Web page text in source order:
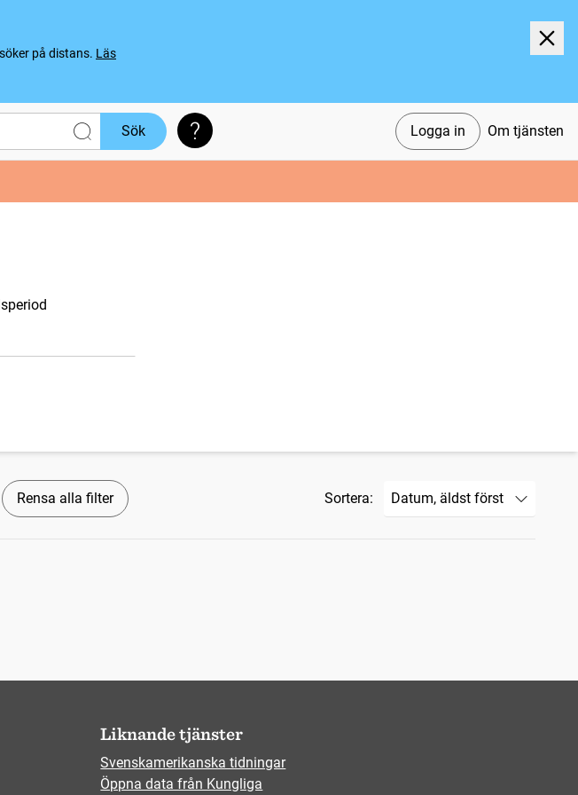
på distans. Läs
Logga in Om tjänsten
Sök Söktips
Rensa alla filter Sortera:
Liknande tjänster
Svenskamerikanska tidningar
Öppna data från Kungliga